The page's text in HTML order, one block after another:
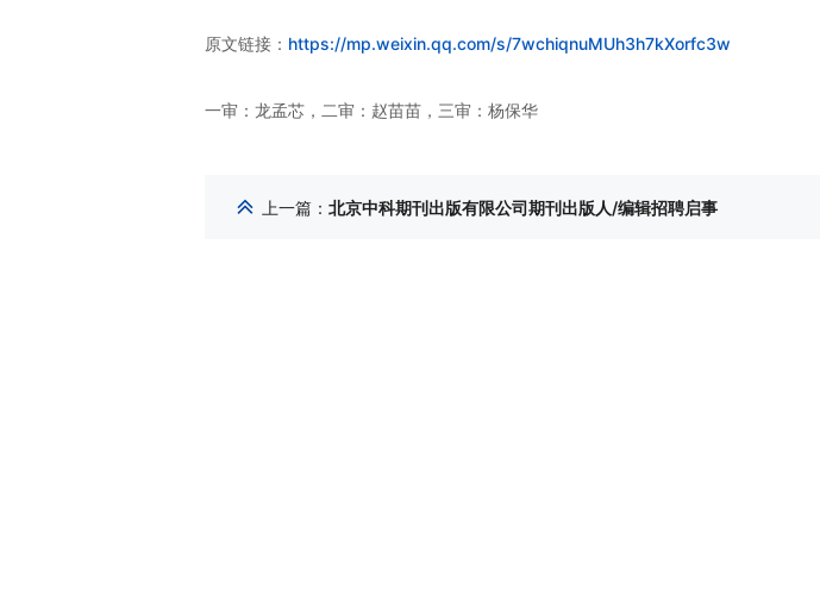
原文链接： https://mp.weixin.qq.com/s/7wchiqnuMUh3h7kXorfc3w
一审：龙孟芯，二审：赵苗苗，三审：杨保华
上一篇 ： 北京中科期刊出版有限公司期刊出版人/编辑招聘启事